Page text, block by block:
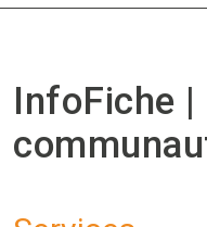
InfoFiche |